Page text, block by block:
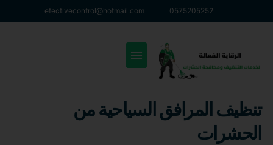
0575205252
efectivecontrol@hotmail.com
تنظيف المرافق السياحية من
الحشرات